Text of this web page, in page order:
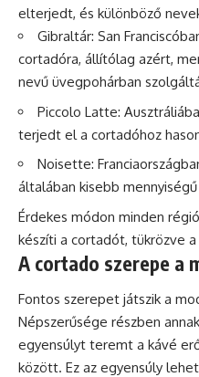
elterjedt, és különböző
Gibraltár: San
cortadóra, állítólag azért,
nevű üvegpohárban
Piccolo Latte:
terjedt el a cortadóhoz
Noisette:
általában kisebb
Érdekes módon minden
készíti a cortadót, tükrözve
A cortado szerepe a
Fontos szerepet játszik a
Népszerűsége részben
egyensúlyt teremt a kávé
között. Ez az egyensúly